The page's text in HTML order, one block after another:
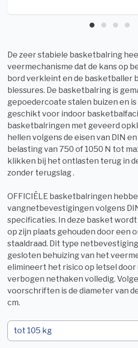
De zeer stabiele basketbalring
veermechanisme dat de kans op
bord verkleint en de basketballer
blessures. De basketbalring is
gepoedercoate stalen buizen en is
geschikt voor indoor
basketbalringen met geveerd
hellen volgens de eisen van DIN
belasting van 750 of 1050 N tot
klikken bij het ontlasten terug in
zonder terugslag .
OFFICIËLE basketbalringen
vangnetbevestigingen volgens
specificaties. In deze basket
op zijn plaats gehouden door een
staaldraad. Dit type
gesloten behuizing van het
elimineert het risico op letsel
verbogen nethaken volledig.
voorschriften is de diameter van
cm.